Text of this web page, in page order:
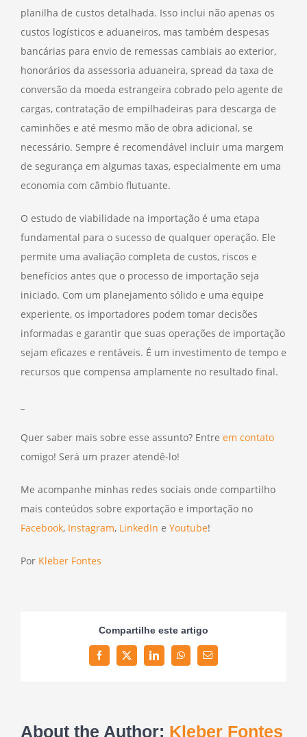
planilha de custos detalhada. Isso inclui não apenas os
custos logísticos e aduaneiros, mas também despesas
bancárias para envio de remessas cambiais ao exterior,
honorários da assessoria aduaneira, spread da taxa de
conversão da moeda estrangeira cobrado pelo agente de
cargas, contratação de empilhadeiras para descarga de
caminhões e até mesmo mão de obra adicional, se
necessário. Sempre é recomendável incluir uma margem
de segurança em algumas taxas, especialmente em uma
economia com câmbio flutuante.
O estudo de viabilidade na importação é uma etapa
fundamental para o sucesso de qualquer operação. Ele
permite uma avaliação completa de custos, riscos e
benefícios antes que o processo de importação seja
iniciado. Com um planejamento sólido e uma equipe
experiente, os importadores podem tomar decisões
informadas e garantir que suas operações de importação
sejam eficazes e rentáveis. É um investimento de tempo e
recursos que compensa amplamente no resultado final.
Quer saber mais sobre esse assunto? Entre em contato
comigo! Será um prazer atendê-lo!
Me acompanhe minhas redes sociais onde compartilho
mais conteúdos sobre exportação e importação no
Facebook, Instagram, LinkedIn e Youtube!
Por Kleber Fontes
Compartilhe este artigo
FacebookTwitterLinkedInWhatsAppEmail
About the Author: Kleber Fontes